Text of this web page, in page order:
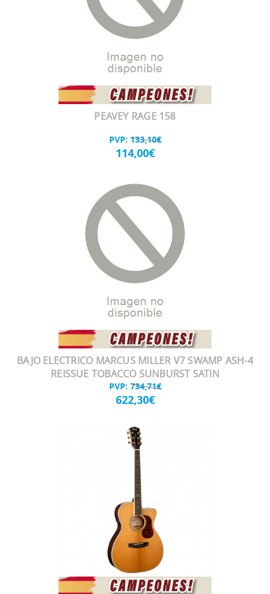
PEAVEY RAGE 158
PVP: 133,10€
114,00€
BAJO ELECTRICO MARCUS MILLER V7 SWAMP ASH-4
REISSUE TOBACCO SUNBURST SATIN
PVP: 734,71€
622,30€